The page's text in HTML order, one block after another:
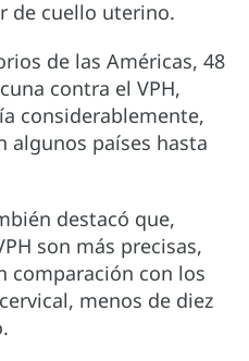
de cuello uterino.
de las Américas, 48
contra el VPH,
considerablemente,
algunos países hasta
destacó que,
son más precisas,
comparación con los
menos de diez